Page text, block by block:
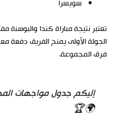
سويسرا
تعتبر نتيجة مباراة كندا والبوسنة
الجولة الأولى يمنح الفريق دفعة
فرق المجموعة.
🌍🏆